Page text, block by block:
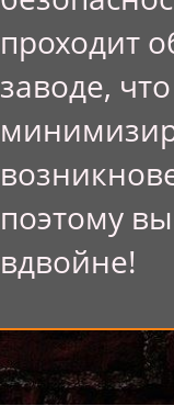
проходит
заводе,
поэтому
вдвойне!